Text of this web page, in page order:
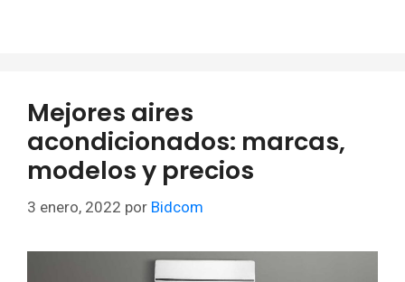
Mejores aires
acondicionados: marcas,
modelos y precios
3 enero, 2022 por Bidcom